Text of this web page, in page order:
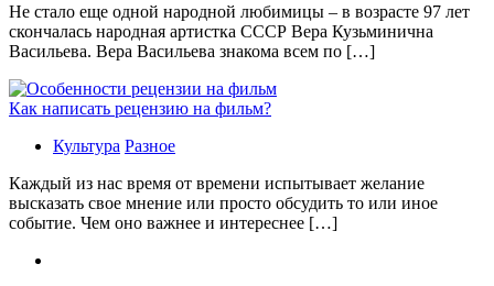
Не стало еще одной народной любимицы – в возрасте 97 лет
скончалась народная артистка СССР Вера Кузьминична
Васильева. Вера Васильева знакома всем по […]
Как написать рецензию на фильм?
Культура Разное
Каждый из нас время от времени испытывает желание
высказать свое мнение или просто обсудить то или иное
событие. Чем оно важнее и интереснее […]